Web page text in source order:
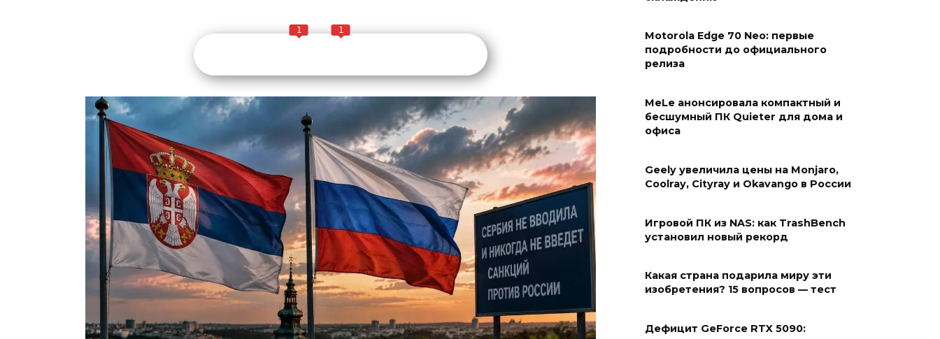
1 1
Motorola Edge 70 Neo: первые
подробности до официального
релиза
MeLe анонсировала компактный и
бесшумный ПК Quieter для дома и
офиса
Geely увеличила цены на Monjaro,
Coolray, Cityray и Okavango в России
Игровой ПК из NAS: как TrashBench
установил новый рекорд
Какая страна подарила миру эти
изобретения? 15 вопросов — тест
Дефицит GeForce RTX 5090: